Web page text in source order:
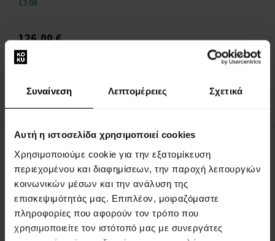
Συναίνεση Λεπτομέρειες Σχετικά
Αυτή η ιστοσελίδα χρησιμοποιεί cookies
Χρησιμοποιούμε cookie για την εξατομίκευση
περιεχομένου και διαφημίσεων, την παροχή λειτουργιών
κοινωνικών μέσων και την ανάλυση της
επισκεψιμότητάς μας. Επιπλέον, μοιραζόμαστε
πληροφορίες που αφορούν τον τρόπο που
χρησιμοποιείτε τον ιστότοπό μας με συνεργάτες
13.08.
126,00 €
ΣΧΕΤΙΚΑ ΜΕ ΤΗΝ ΕΤΑΙΡΕΙΑ
Σχετικά με εμάς
ΦΟΡΜΑ ΕΠΙΚΟΙΝΩΝΙΑΣ
Επικοινωνία